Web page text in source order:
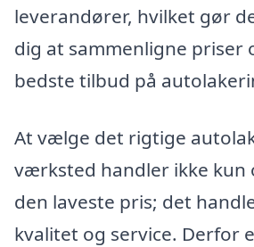
leverandører, hvilket gør
dig at sammenligne priser
bedste tilbud på
At vælge det rigtige
værksted handler ikke kun
den laveste pris; det
kvalitet og service. Derfor